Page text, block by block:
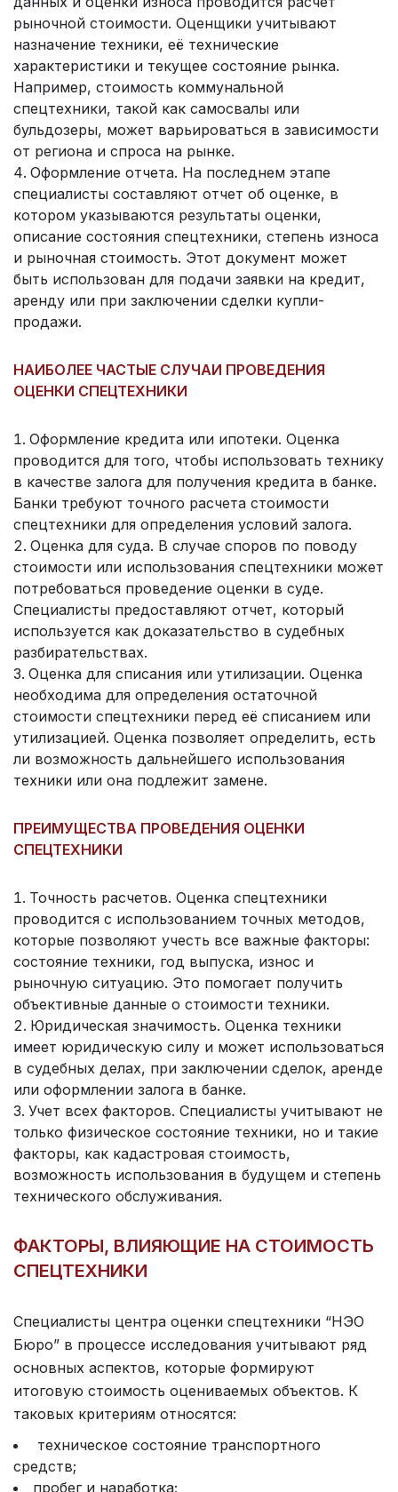
рыночной стоимости. Оценщики учитывают
назначение техники, её технические
характеристики и текущее состояние рынка.
Например, стоимость коммунальной
спецтехники, такой как самосвалы или
бульдозеры, может варьироваться в зависимости
от региона и спроса на рынке.
Оформление отчета. На последнем этапе
специалисты составляют отчет об оценке, в
котором указываются результаты оценки,
описание состояния спецтехники, степень износа
и рыночная стоимость. Этот документ может
быть использован для подачи заявки на кредит,
аренду или при заключении сделки купли-
продажи.
НАИБОЛЕЕ ЧАСТЫЕ СЛУЧАИ ПРОВЕДЕНИЯ
ОЦЕНКИ СПЕЦТЕХНИКИ
Оформление кредита или ипотеки. Оценка
проводится для того, чтобы использовать технику
в качестве залога для получения кредита в банке.
Банки требуют точного расчета стоимости
спецтехники для определения условий залога.
Оценка для суда. В случае споров по поводу
стоимости или использования спецтехники может
потребоваться проведение оценки в суде.
Специалисты предоставляют отчет, который
используется как доказательство в судебных
разбирательствах.
Оценка для списания или утилизации. Оценка
необходима для определения остаточной
стоимости спецтехники перед её списанием или
утилизацией. Оценка позволяет определить, есть
ли возможность дальнейшего использования
техники или она подлежит замене.
ПРЕИМУЩЕСТВА ПРОВЕДЕНИЯ ОЦЕНКИ
СПЕЦТЕХНИКИ
Точность расчетов. Оценка спецтехники
проводится с использованием точных методов,
которые позволяют учесть все важные факторы:
состояние техники, год выпуска, износ и
рыночную ситуацию. Это помогает получить
объективные данные о стоимости техники.
Юридическая значимость. Оценка техники
имеет юридическую силу и может использоваться
в судебных делах, при заключении сделок, аренде
или оформлении залога в банке.
Учет всех факторов. Специалисты учитывают не
только физическое состояние техники, но и такие
факторы, как кадастровая стоимость,
возможность использования в будущем и степень
технического обслуживания.
ФАКТОРЫ, ВЛИЯЮЩИЕ НА СТОИМОСТЬ
СПЕЦТЕХНИКИ
Специалисты центра оценки спецтехники “НЭО
Бюро” в процессе исследования учитывают ряд
основных аспектов, которые формируют
итоговую стоимость оцениваемых объектов. К
таковых критериям относятся:
техническое состояние транспортного
средств;
пробег и наработка;